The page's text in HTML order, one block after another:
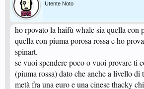
Utente Noto
ho rpovato la haifù whale sia quella con
quella con piuma porosa rossa e ho
spinart.
se vuoi spendere poco o vuoi provare ti
(piuma rossa) dato che anche a livello di
metà fra una euro e una cinese thacky